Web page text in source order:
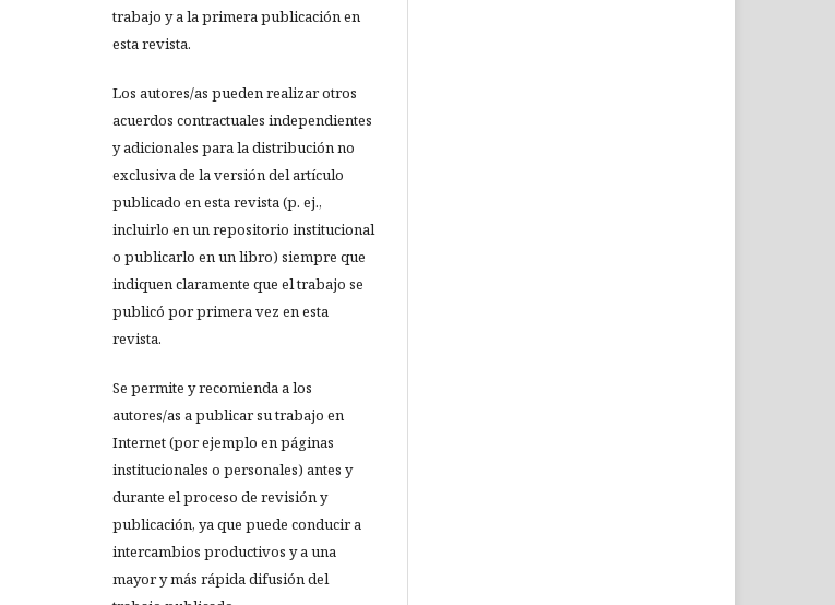
trabajo y a la primera publicación en
esta revista.
Los autores/as pueden realizar otros
acuerdos contractuales independientes
y adicionales para la distribución no
exclusiva de la versión del artículo
publicado en esta revista (p. ej.,
incluirlo en un repositorio institucional
o publicarlo en un libro) siempre que
indiquen claramente que el trabajo se
publicó por primera vez en esta
revista.
Se permite y recomienda a los
autores/as a publicar su trabajo en
Internet (por ejemplo en páginas
institucionales o personales) antes y
durante el proceso de revisión y
publicación, ya que puede conducir a
intercambios productivos y a una
mayor y más rápida difusión del